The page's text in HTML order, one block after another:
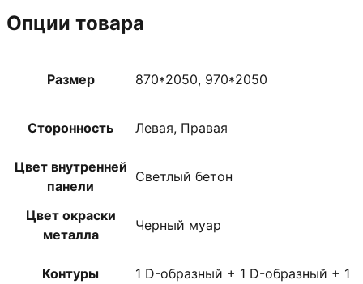
Опции товара
Размер 870*2050, 970*2050
Сторонность Левая, Правая
Цвет внутренней
панели
Светлый бетон
Цвет окраски
металла
Черный муар
Контуры
1 D-образный + 1 D-образный + 1